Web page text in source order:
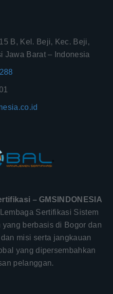
B, Kel. Beji, Kec. Beji,
Jawa Barat – Indonesia
– GMSINDONESIA
Sertifikasi Sistem
berbasis di Bogor dan
misi serta jangkauan
yang dipersembahkan
pelanggan.